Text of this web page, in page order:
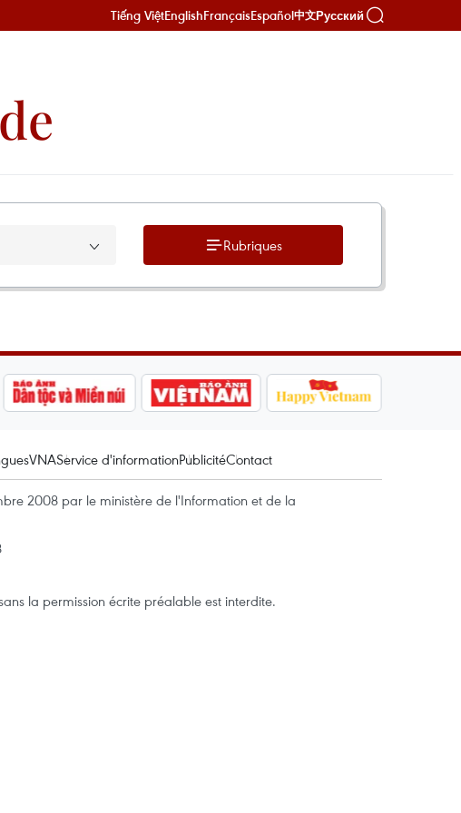
Tiếng ViệtEnglishFrançaisEspañol中文Русский
Rubriques
VNAService d'informationPublicitéContact
2008 par le ministère de l'Information et de la
la permission écrite préalable est interdite.